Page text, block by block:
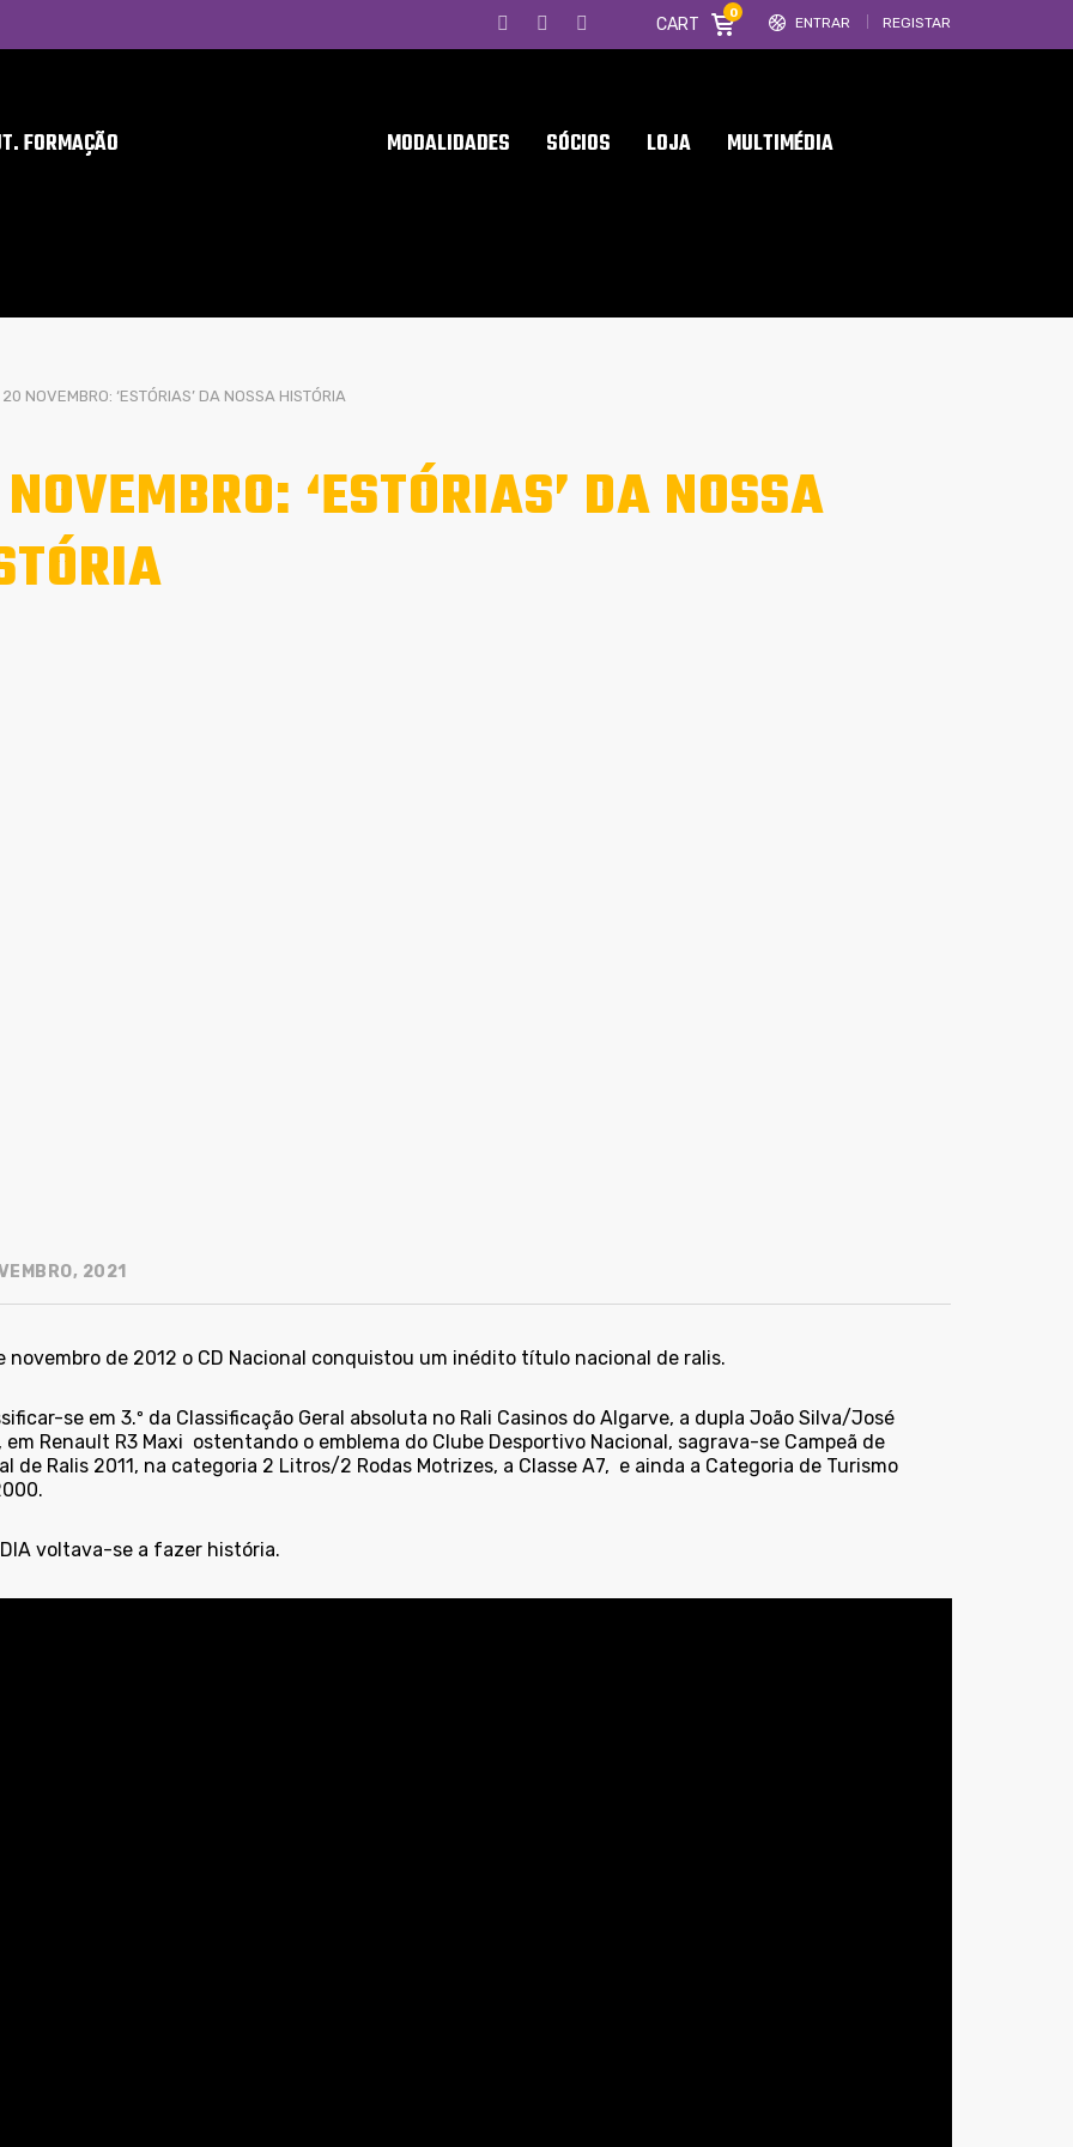
ENTRAR REGISTAR
CART
0
FORMAÇÃO MODALIDADES SÓCIOS LOJA MULTIMÉDIA
20 NOVEMBRO: ‘ESTÓRIAS’ DA NOSSA HISTÓRIA
‘ESTÓRIAS’ DA NOSSA
2021
novembro de 2012 o CD Nacional conquistou um inédito título nacional de ralis.
se em 3.º da Classificação Geral absoluta no Rali Casinos do Algarve, a dupla João Silva/José
em Renault R3 Maxi ostentando o emblema do Clube Desportivo Nacional, sagrava-se Campeã de
de Ralis 2011, na categoria 2 Litros/2 Rodas Motrizes, a Classe A7, e ainda a Categoria de Turismo
DIA voltava-se a fazer história.